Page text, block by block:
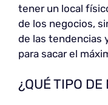
tener un local
de los negocios,
de las tendencias
para sacar el
¿QUÉ TIPO DE